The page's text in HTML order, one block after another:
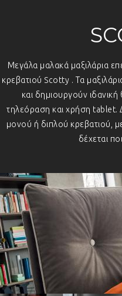
Μεγάλα μαλακά μαξιλάρια
κρεβατιού Scotty . Τα
και δημιουργούν
τηλεόραση και χρήση tablet.
μονού ή διπλού κρεβατιού,
δέχεται